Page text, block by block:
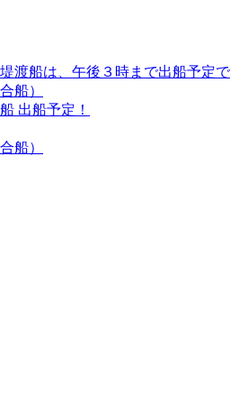
渡船は、午後３時まで出船予定
船）
出船予定！
船）